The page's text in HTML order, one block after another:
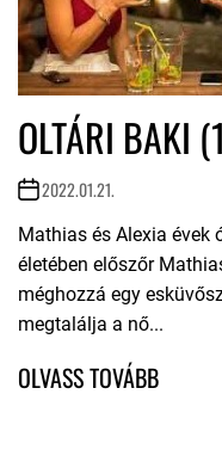
OLTÁRI BAKI
2022.01.21.
Mathias és Alexia évek
életében előszőr
méghozzá egy
megtalálja a nő...